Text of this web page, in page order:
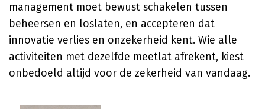
management moet bewust schakelen tussen
beheersen en loslaten, en accepteren dat
innovatie verlies en onzekerheid kent. Wie alle
activiteiten met dezelfde meetlat afrekent, kiest
onbedoeld altijd voor de zekerheid van vandaag.